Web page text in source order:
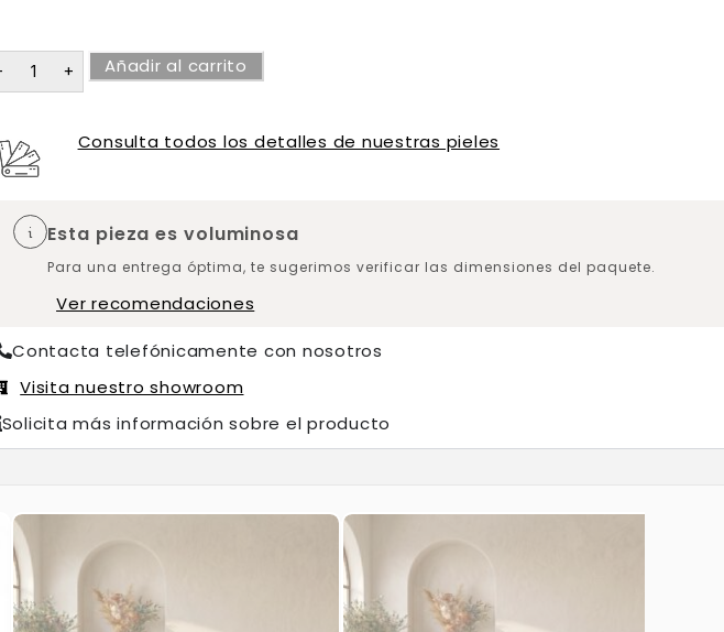
Añadir al carrito
Consulta todos los detalles de nuestras pieles
Esta pieza es voluminosa
Para una entrega óptima, te sugerimos verificar las dimensiones del paquete.
Ver recomendaciones
Contacta telefónicamente con nosotros
Visita nuestro showroom
Solicita más información sobre el producto